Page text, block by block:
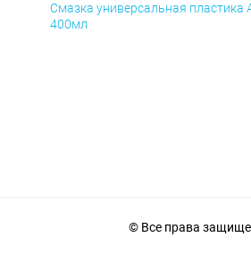
Смазка универсальная пластика
400мл
© Все права